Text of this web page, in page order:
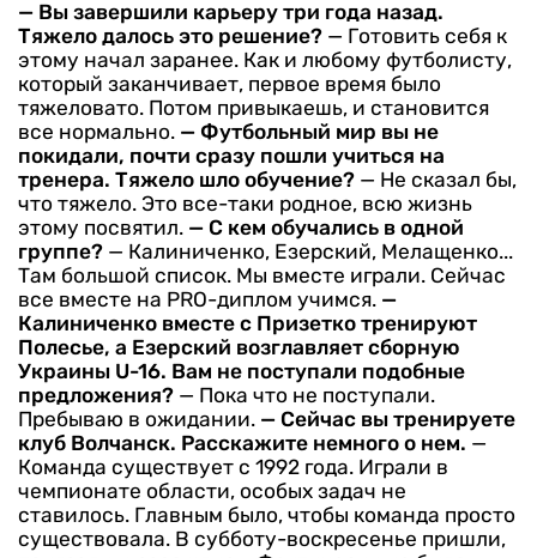
— Вы завершили карьеру три года назад.
Тяжело далось это решение? — Готовить себя к
этому начал заранее. Как и любому футболисту,
который заканчивает, первое время было
тяжеловато. Потом привыкаешь, и становится
все нормально. — Футбольный мир вы не
покидали, почти сразу пошли учиться на
тренера. Тяжело шло обучение? — Не сказал бы,
что тяжело. Это все-таки родное, всю жизнь
этому посвятил. — С кем обучались в одной
группе? — Калиниченко, Езерский, Мелащенко...
Там большой список. Мы вместе играли. Сейчас
все вместе на PRO-диплом учимся. —
Калиниченко вместе с Призетко тренируют
Полесье, а Езерский возглавляет сборную
Украины U-16. Вам не поступали подобные
предложения? — Пока что не поступали.
Пребываю в ожидании. — Сейчас вы тренируете
клуб Волчанск. Расскажите немного о нем. —
Команда существует с 1992 года. Играли в
чемпионате области, особых задач не
ставилось. Главным было, чтобы команда просто
существовала. В субботу-воскресенье пришли,